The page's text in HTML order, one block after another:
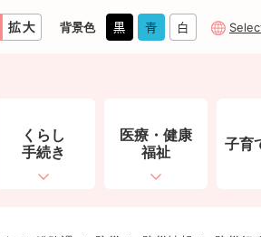
背景色
くらし
手続き
医療・健康
福祉
子育